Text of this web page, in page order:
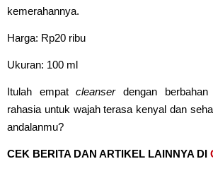
kemerahannya.
Harga: Rp20 ribu
Ukuran: 100 ml
Itulah empatcleanserdengan
rahasia untuk wajah terasa kenyal dan
andalanmu?
CEK BERITA DAN ARTIKEL LAINNYA DI